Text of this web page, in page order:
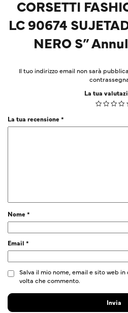
CORSETTI
LC 90674
NERO S”
Il tuo indirizzo email non sarà
La tua
La tua recensione*
Nome*
Email *
Salva il mio nome, email e sito web
volta che commento.